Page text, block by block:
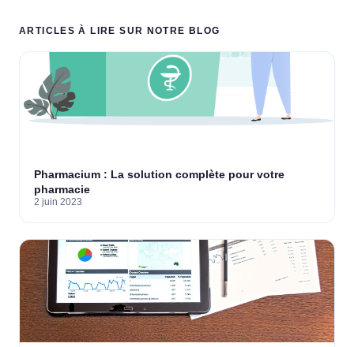
ARTICLES À LIRE SUR NOTRE BLOG
Pharmacium : La solution complète pour votre
pharmacie
2 juin 2023